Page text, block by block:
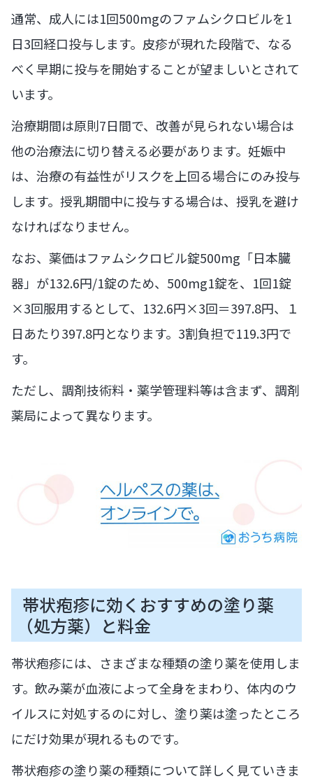
通常、成人には1回500mgのファムシクロビルを1
日3回経口投与します。皮疹が現れた段階で、なる
べく早期に投与を開始することが望ましいとされて
います。
治療期間は原則7日間で、改善が見られない場合は
他の治療法に切り替える必要があります。妊娠中
は、治療の有益性がリスクを上回る場合にのみ投与
します。授乳期間中に投与する場合は、授乳を避け
なければなりません。
なお、薬価はファムシクロビル錠500mg「日本臓
器」が132.6円/1錠のため、500mg1錠を、1回1錠
×3回服用するとして、132.6円×3回＝397.8円、１
日あたり397.8円となります。3割負担で119.3円で
す。
ただし、調剤技術料・薬学管理料等は含まず、調剤
薬局によって異なります。
帯状疱疹に効くおすすめの塗り薬
（処方薬）と料金
帯状疱疹には、さまざまな種類の塗り薬を使用しま
す。飲み薬が血液によって全身をまわり、体内のウ
イルスに対処するのに対し、塗り薬は塗ったところ
にだけ効果が現れるものです。
帯状疱疹の塗り薬の種類について詳しく見ていきま